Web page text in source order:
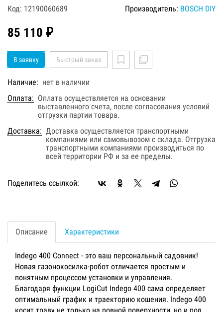
Код: 12190060689 Производитель: BOSCH DIY
85 110 ₽
В заявку Быстрый заказ
Наличие: нет в наличии
Оплата: Оплата осуществляется на основании
выставленного счета, после согласования условий
отгрузки партии товара.
Доставка: Доставка осуществляется транспортными
компаниями или самовывозом с склада. Отгрузка
транспортными компаниями производиться по
всей территории РФ и за ее пределы.
Поделитесь ссылкой:
Описание Характеристики
Indego 400 Connect - это ваш персональный садовник!
Новая газонокосилка-робот отличается простым и
понятным процессом установки и управления.
Благодаря функции LogiCut Indego 400 сама определяет
оптимальный график и траекторию кошения. Indego 400